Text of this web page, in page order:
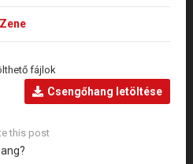
fájlok
Csengőhang letöltése
this post